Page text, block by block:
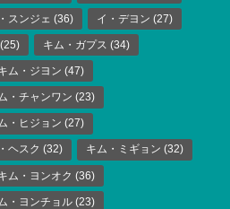
スンジェ (36) イ・デヨン (27)
(25) キム・ガプス (34)
ム・ジヨン (47)
・チャンワン (23)
・ヒジョン (27)
ヘスク (32) キム・ミギョン (32)
ム・ヨンオク (36)
・ヨンチョル (23)